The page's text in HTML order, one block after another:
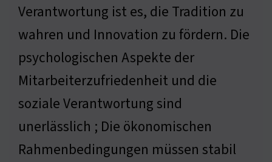
Verantwortung ist es, die Tradition zu
wahren und Innovation zu fördern. Die
psychologischen Aspekte der
Mitarbeiterzufriedenheit und die
soziale Verantwortung sind
unerlässlich ; Die ökonomischen
Rahmenbedingungen müssen stabil